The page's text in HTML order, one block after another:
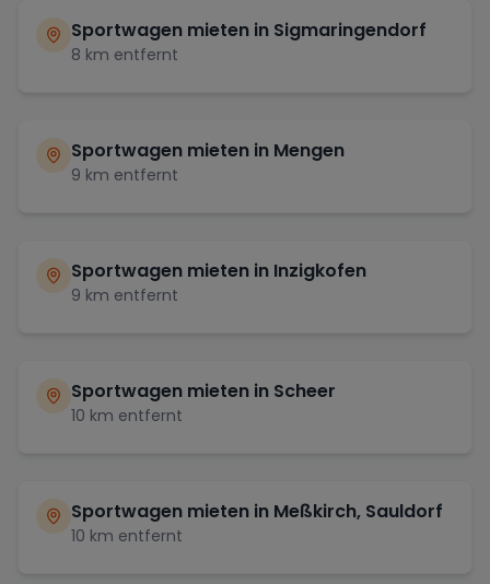
Sportwagen mieten in Sigmaringendorf
8 km entfernt
Sportwagen mieten in Mengen
9 km entfernt
Sportwagen mieten in Inzigkofen
9 km entfernt
Sportwagen mieten in Scheer
10 km entfernt
Sportwagen mieten in Meßkirch, Sauldorf
10 km entfernt